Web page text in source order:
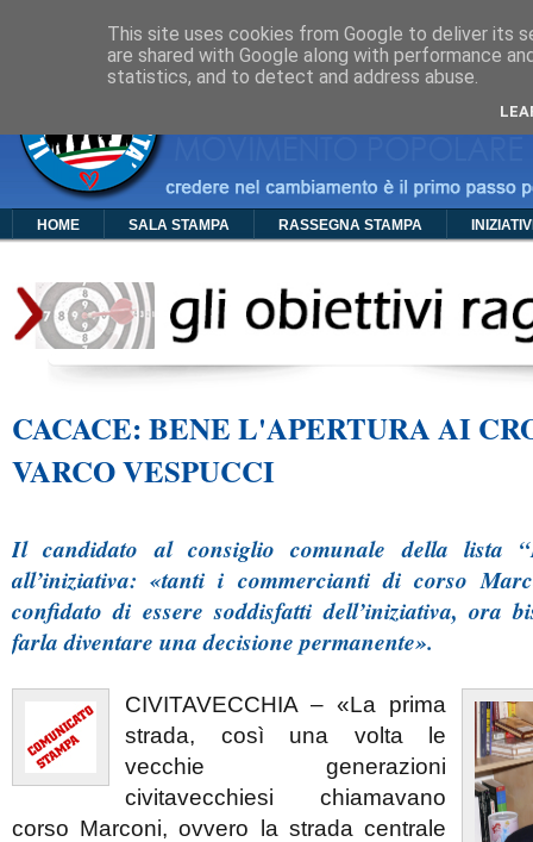
HOME SALA STAMPA RASSEGNA STAMPA
CACACE: BENE L'APERTURA AI
VARCO VESPUCCI
Il candidato al consiglio comunale della lista
all’iniziativa: «tanti i commercianti di corso
confidato di essere soddisfatti dell’iniziativa, ora
farla diventare una decisione permanente».
CIVITAVECCHIA – «La prima
strada, così una volta le
vecchie generazioni
civitavecchiesi chiamavano
corso Marconi, ovvero la strada centrale
This site uses cookies from Google to deliver its
are shared with Google along with performance
statistics, and to detect and address abuse.